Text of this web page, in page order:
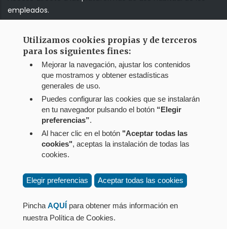
empleados.
Correo web
Jump!!!
Menú
Política de privacidad
Política de cookies
Utilizamos cookies propias y de terceros
para los siguientes fines:
Mejorar la navegación, ajustar los contenidos
que mostramos y obtener estadísticas
generales de uso.
Puedes configurar las cookies que se instalarán
en tu navegador pulsando el botón “Elegir
preferencias”.
Al hacer clic en el botón "Aceptar todas las
cookies", aceptas la instalación de todas las
cookies.
Elegir preferencias Aceptar todas las cookies
Pincha AQUÍ para obtener más información en
nuestra Política de Cookies.